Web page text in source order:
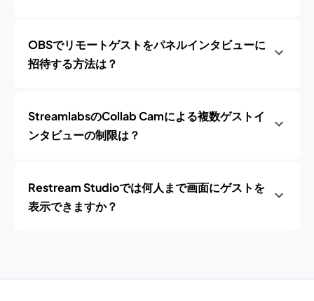
OBSでリモートゲストをパネルインタビューに
招待する方法は？
StreamlabsのCollab Camによる複数ゲストイ
ンタビューの制限は？
Restream Studioでは何人まで画面にゲストを
表示できますか？